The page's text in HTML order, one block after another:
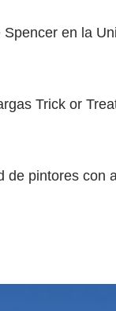
en la
Trick or
de pintores con